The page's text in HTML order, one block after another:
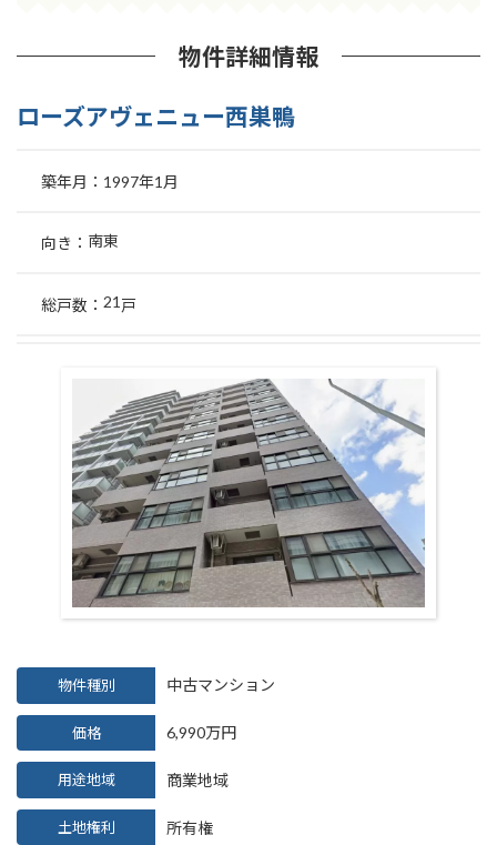
物件詳細情報
ローズアヴェニュー西巣鴨
築年月： 1997年1月
向き： 南東
総戸数： 21 戸
物件種別 中古マンション
価格 6,990万円
用途地域 商業地域
土地権利 所有権